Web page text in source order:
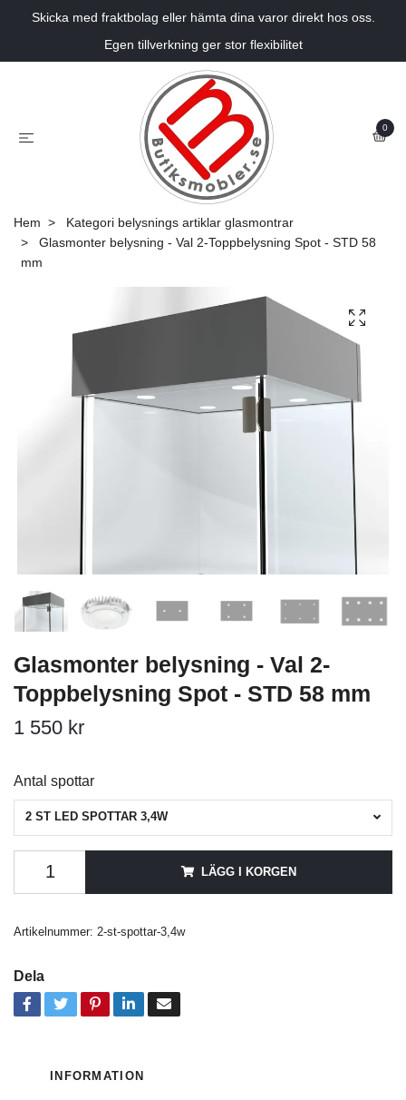
Skicka med fraktbolag eller hämta dina varor direkt hos oss.
Egen tillverkning ger stor flexibilitet
0
Hem
Kategori belysnings artiklar glasmontrar
Glasmonter belysning - Val 2-Toppbelysning Spot - STD 58
mm
Glasmonter belysning - Val 2-
Toppbelysning Spot - STD 58 mm
1 550 kr
Antal spottar
2 ST LED SPOTTAR 3,4W
LÄGG I KORGEN
Artikelnummer: 2-st-spottar-3,4w
Dela
INFORMATION